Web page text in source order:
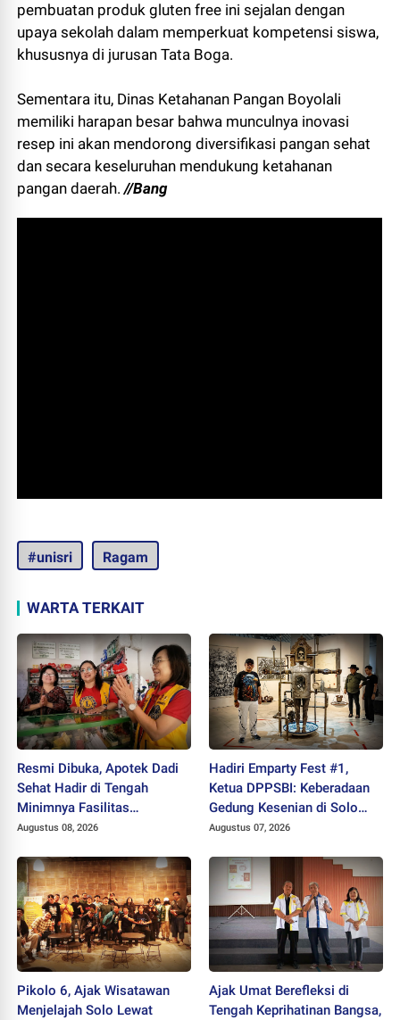
pembuatan produk gluten free ini sejalan dengan
upaya sekolah dalam memperkuat kompetensi siswa,
khususnya di jurusan Tata Boga.
Sementara itu, Dinas Ketahanan Pangan Boyolali
memiliki harapan besar bahwa munculnya inovasi
resep ini akan mendorong diversifikasi pangan sehat
dan secara keseluruhan mendukung ketahanan
pangan daerah.//Bang
#unisri Ragam
WARTA TERKAIT
Resmi Dibuka, Apotek Dadi
Sehat Hadir di Tengah
Minimnya Fasilitas
Kesehatan Kawasan Jeruk
Augustus 08, 2026
Hadiri Emparty Fest #1,
Ketua DPPSBI: Keberadaan
Gedung Kesenian di Solo
Sangat Mendesak
Augustus 07, 2026
Pikolo 6, Ajak Wisatawan
Menjelajah Solo Lewat
Ajak Umat Berefleksi di
Tengah Keprihatinan Bangsa,